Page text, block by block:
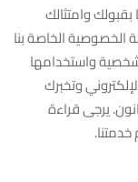
وامتثالك
الخاصة بنا
واستخدامها
وتخبرك
يرجى قراءة